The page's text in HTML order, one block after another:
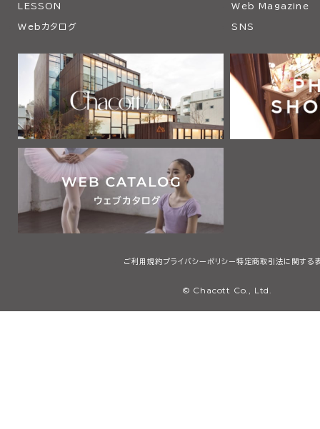
LESSON Web Magazine
Webカタログ SNS
ご利用規約プライバシーポリシー 特定商取引法に関する
© Chacott Co., Ltd.